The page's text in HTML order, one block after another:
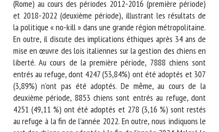
Cet article présente les chiffres d’adoption du refuge
« Muratella » (Rome) au cours des périodes 2012-2016
(première période) et 2018-2022 (deuxième période),
illustrant les résultats de la politique « no-kill » dans une
grande région métropolitaine. En outre, il discute des
implications éthiques après 34 ans de mise en œuvre des
lois italiennes sur la gestion des chiens en liberté. Au cours
de la première période, 7888 chiens sont entrés au refuge,
dont 4247 (53,84%) ont été adoptés et 307 (3,89%) n’ont
pas été adoptés. De même, au cours de la deuxième période,
8853 chiens sont entrés au refuge, dont 4251 (49,11 %) ont